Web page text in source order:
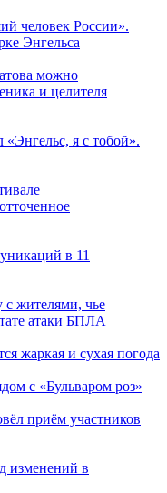
человек России».
Энгельса
можно
и целителя
я с тобой».
в 11
с жителями, чье
атаки БПЛА
жаркая и сухая погода
с «Бульваром роз»
приём участников
изменений в